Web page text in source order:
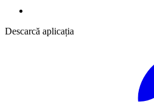
Descarcă aplicația